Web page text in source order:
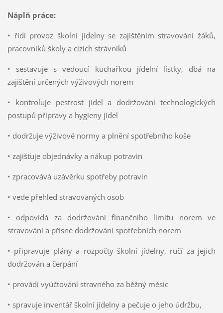
Náplň práce:
• řídí provoz školní jídelny se zajištěním stravování žáků,
pracovníků školy a cizích strávníků
• sestavuje s vedoucí kuchařkou jídelní lístky, dbá na
zajištění určených výživových norem
• kontroluje pestrost jídel a dodržování technologických
postupů přípravy a hygieny jídel
• dodržuje výživové normy a plnění spotřebního koše
• zajišťuje objednávky a nákup potravin
• zpracovává uzávěrku spotřeby potravin
• vede přehled stravovaných osob
• odpovídá za dodržování finančního limitu norem ve
stravování a přísné dodržování spotřebních norem
• připravuje plány a rozpočty školní jídelny, ručí za jejich
dodržován a čerpání
• provádí vyúčtování stravného za běžný měsíc
• spravuje inventář školní jídelny a pečuje o jeho údržbu,